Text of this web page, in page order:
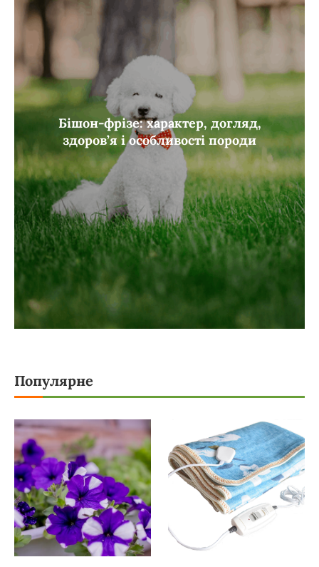
Бішон-фрізе: характер, догляд,
здоров’я і особливості породи
Популярне